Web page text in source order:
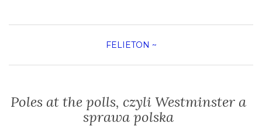
FELIETON ~
Poles at the polls, czyli Westminster a
sprawa polska